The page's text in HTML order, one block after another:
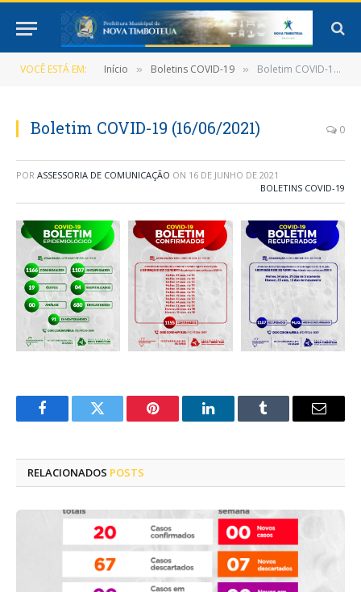
VOCÊ ESTÁ EM: Início » Boletins COVID-19 » Boletim COVID-19 (16/06/2021)
Boletim COVID-19 (16/06/2021) 0
POR ASSESSORIA DE COMUNICAÇÃO ON 16 DE JUNHO DE 2021
BOLETINS COVID-19
FacebookTwitter Pinterest LinkedInTumblr
E-
RELACIONADOS POSTS